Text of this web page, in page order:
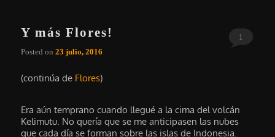
Y más Flores!
Posted on23 julio, 2016
1
(continúa de Flores)
Era aún temprano cuando llegué a la cima del volcán
Kelimutu. No quería que se me anticipasen las nubes
que cada día se forman sobre las islas de Indonesia.